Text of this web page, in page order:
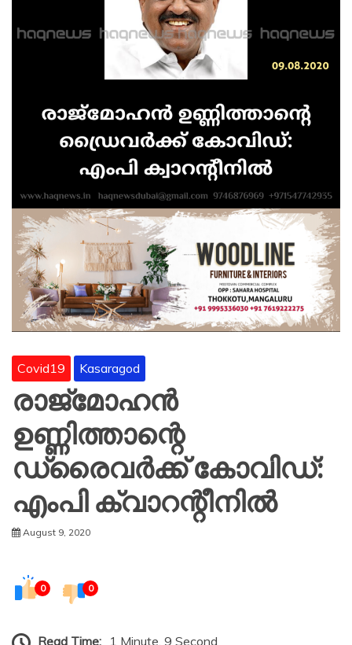
Covid19 Kasaragod
രാജ്മോഹന്‍
ഉണ്ണിത്താന്റെ
ഡ്രൈവർക്ക് കോവിഡ്:
എംപി ക്വാറന്റീനിൽ
August 9, 2020
0 0
Read Time: 1 Minute, 9 Second